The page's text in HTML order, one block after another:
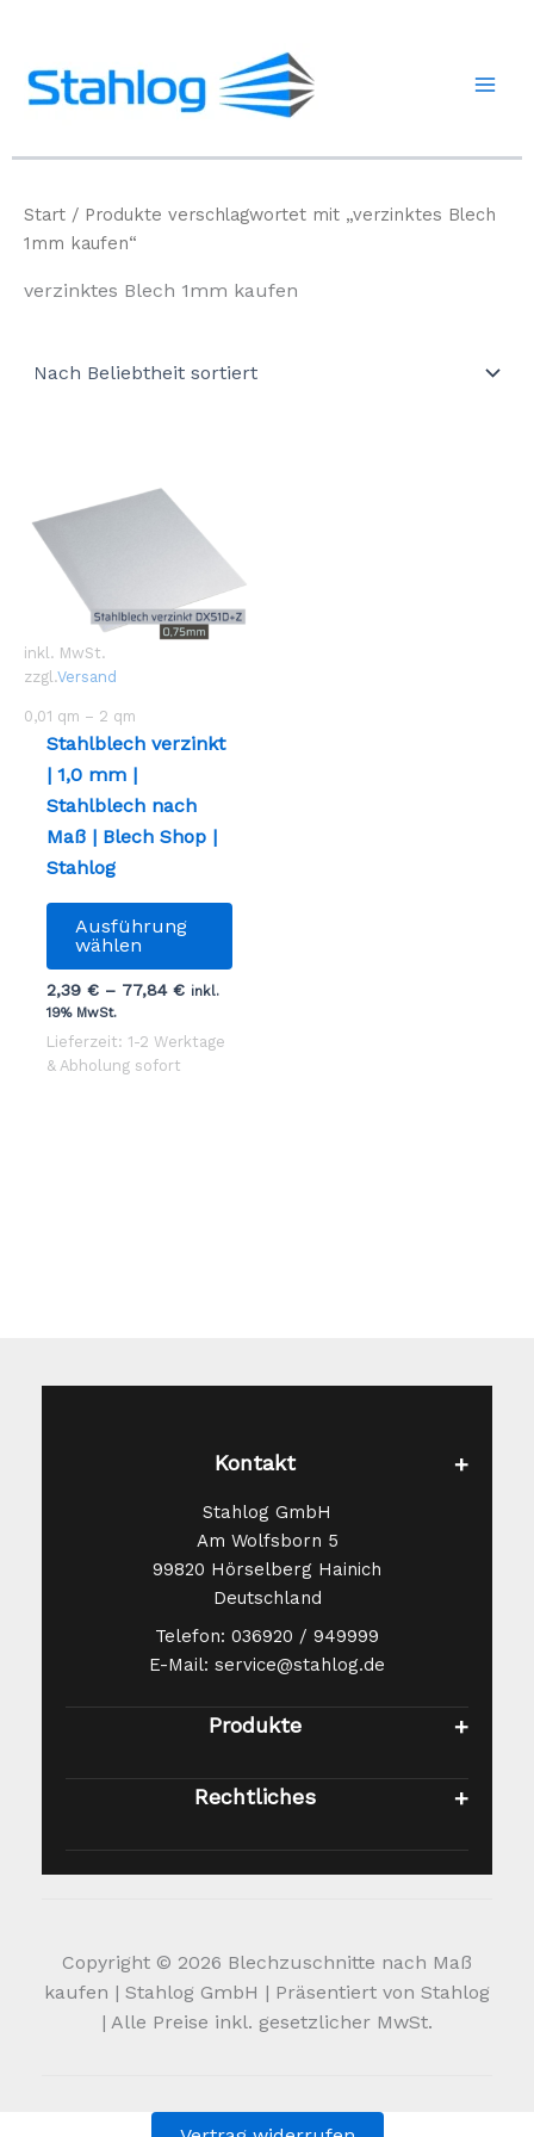
springen
Start / Produkte verschlagwortet mit „verzinktes Blech
1mm kaufen“
verzinktes Blech 1mm kaufen
inkl. MwSt.
zzgl.Versand
0,01 qm – 2 qm
Stahlblech verzinkt
| 1,0 mm |
Stahlblech nach
Maß | Blech Shop |
Stahlog
Ausführung
wählen
Dieses
weist
2,39€ – 77,84€ inkl.
19% MwSt.
Lieferzeit: 1-2 Werktage
& Abholung sofort
Kontakt
Stahlog GmbH
Am Wolfsborn 5
99820 Hörselberg Hainich
Deutschland
Telefon: 036920 / 949999
E-Mail: service@stahlog.de
Produkte
Rechtliches
Copyright © 2026 Blechzuschnitte nach Maß
kaufen | Stahlog GmbH | Präsentiert von Stahlog
| Alle Preise inkl. gesetzlicher MwSt.